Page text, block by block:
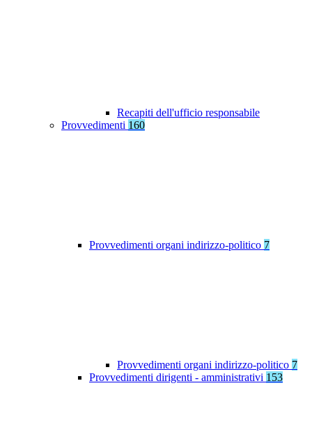
Recapiti dell'ufficio responsabile
Provvedimenti 160
Provvedimenti organi indirizzo-politico 7
Provvedimenti organi indirizzo-politico 7
Provvedimenti dirigenti - amministrativi 153